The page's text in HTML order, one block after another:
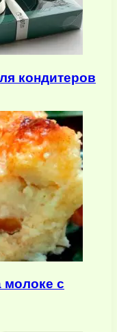
кондитеров
молоке с